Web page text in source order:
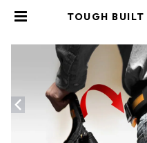
TOUGH BUILT